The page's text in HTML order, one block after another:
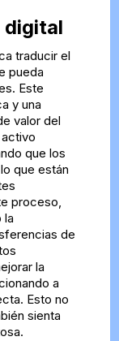
digital
traducir el
pueda
Este
y una
valor del
que los
que están
proceso,
la
de
la
a
Esto no
sienta